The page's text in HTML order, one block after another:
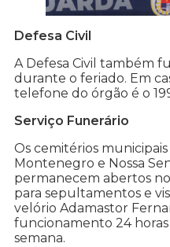
Defesa Civil
A Defesa Civil também
durante o feriado. Em
telefone do órgão é o
Serviço Funerário
Os cemitérios
Montenegro e Nossa
permanecem abertos
para sepultamentos e
velório Adamastor
funcionamento 24 horas
semana.